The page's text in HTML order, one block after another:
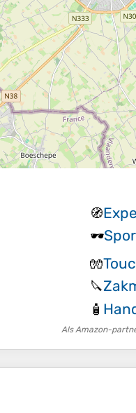
🧭
🕶️
🧤
🔪
🧴
Als Amazon-